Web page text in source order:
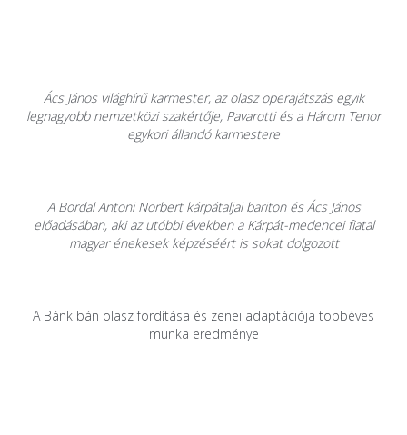
Ács János világhírű karmester, az olasz operajátszás egyik
legnagyobb nemzetközi szakértője, Pavarotti és a Három Tenor
egykori állandó karmestere
A Bordal Antoni Norbert kárpátaljai bariton és Ács János
előadásában, aki az utóbbi években a Kárpát-medencei fiatal
magyar énekesek képzéséért is sokat dolgozott
A Bánk bán olasz fordítása és zenei adaptációja többéves
munka eredménye